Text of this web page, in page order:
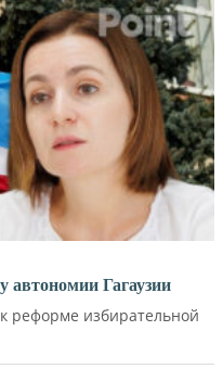
автономии Гагаузии
реформе избирательной